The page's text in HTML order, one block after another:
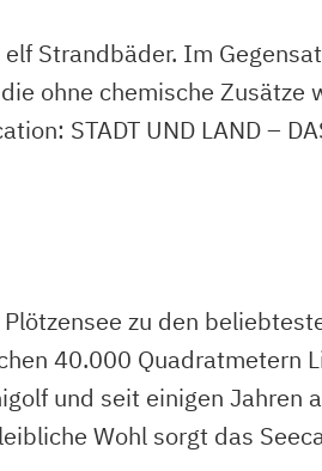
Strandbäder. Im
ohne chemische Zusätze
STADT UND LAND –
zu den
40.000 Quadratmetern
und seit einigen
Wohl sorgt das